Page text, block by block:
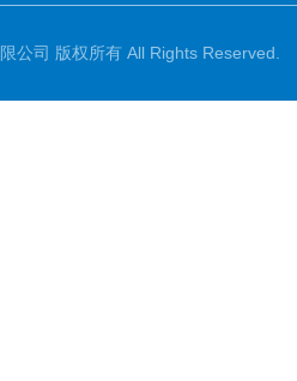
公司 版权所有 All Rights Reserved.